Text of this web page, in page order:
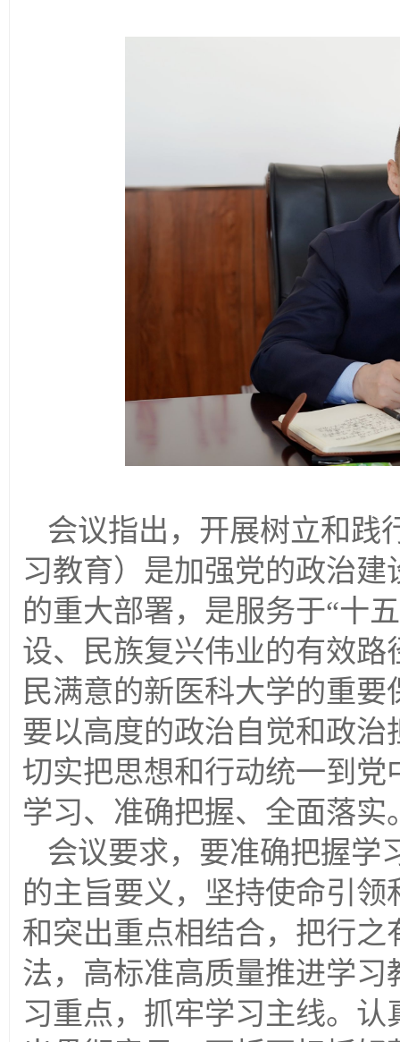
会议指出，开展树立和践
习教育）是加强党的政治
的重大部署，是服务于“十
设、民族复兴伟业的有效
民满意的新医科大学的重
要以高度的政治自觉和政
切实把思想和行动统一到
学习、准确把握、全面落实
会议要求，要准确把握学
的主旨要义，坚持使命引
和突出重点相结合，把行
法，高标准高质量推进学
习重点，抓牢学习主线。